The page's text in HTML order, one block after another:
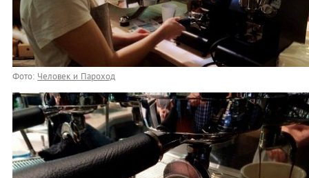
Фото: Человек и Пароход